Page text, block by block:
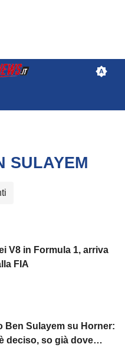
SULAYEM
V8 in Formula 1, arriva
FIA
Ben Sulayem su Horner:
deciso, so già dove